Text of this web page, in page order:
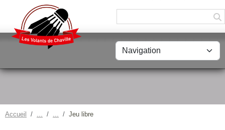
Accueil Jeu libre
Panneau de gestion des cookies